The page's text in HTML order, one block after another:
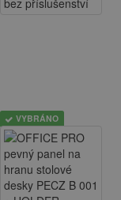
VYBRÁNO